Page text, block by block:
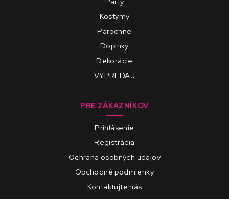
Kostýmy
Parochne
Doplnky
Dekorácie
VÝPREDAJ
PRE ZÁKAZNÍKOV
Prihlásenie
Registrácia
Ochrana osobných údajov
Obchodné podmienky
Kontaktujte nás